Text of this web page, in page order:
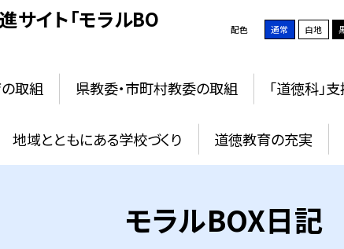
イト「モラルBO
配色 通常 白地
取組 県教委・市町村教委の取組 「道徳科」
地域とともにある学校づくり 道徳教育の充実
モラルBOX日記